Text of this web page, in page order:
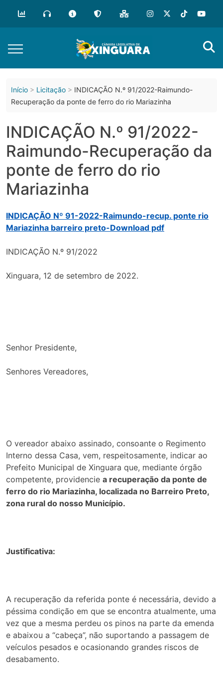
conteúdo
Início Licitação
INDICAÇÃO N.º 91/2022-Raimundo-
Recuperação da ponte de ferro do rio Mariazinha
INDICAÇÃO N.º 91/2022-
Raimundo-Recuperação da
ponte de ferro do rio
Mariazinha
INDICAÇÃO Nº 91-2022-Raimundo-recup. ponte rio
Mariazinha barreiro preto-Download pdf
INDICAÇÃO N.º 91/2022
Xinguara, 12 de setembro de 2022.
Senhor Presidente,
Senhores Vereadores,
O vereador abaixo assinado, consoante o Regimento
Interno dessa Casa, vem, respeitosamente, indicar ao
Prefeito Municipal de Xinguara que, mediante órgão
competente, providencie a recuperação da ponte de
ferro do rio Mariazinha, localizada no Barreiro Preto,
zona rural do nosso Município.
Justificativa:
A recuperação da referida ponte é necessária, devido a
péssima condição em que se encontra atualmente, uma
vez que a mesma perdeu os pinos na parte da emenda
e abaixou a “cabeça”, não suportando a passagem de
veículos pesados e ocasionando grandes riscos de
desabamento.